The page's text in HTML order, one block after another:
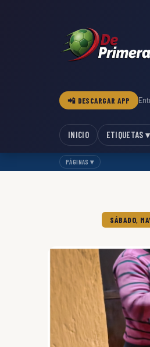
📲 DESCARGAR APP
INICIO ETIQUETAS ▾
PÁGINAS ▾
SÁBADO,